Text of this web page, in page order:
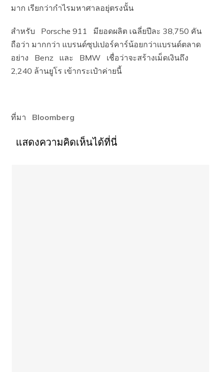
มาก เรียกว่ากำไรมหาศาลอยุ่ตรงนั้น
สำหรับ Porsche 911 มียอดผลิต เฉลี่ยปีละ 38,750 คัน
ถือว่า มากกว่า แบรนด์ซุปเปอร์คาร์น้อยกว่าแบรนด์ตลาด
อย่าง Benz และ BMW เชื่อว่าจะสร้างเม็ดเงินถึง
2,240 ล้านยูโร เข้ากระเป๋าค่ายนี้
ที่มา Bloomberg
แสดงความคิดเห็นได้ที่นี่